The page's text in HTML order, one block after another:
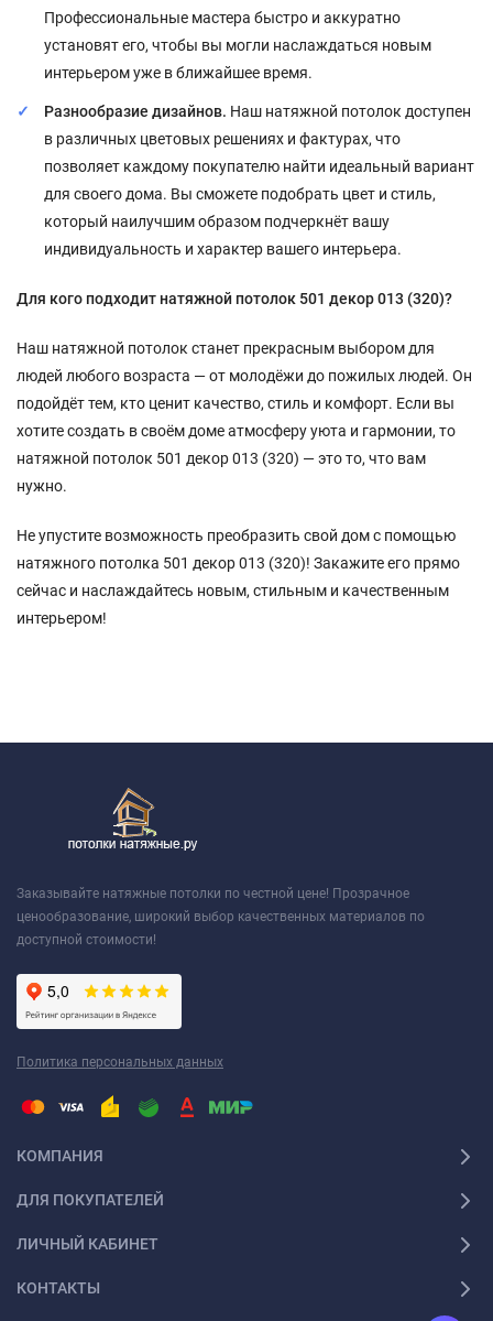
Профессиональные мастера быстро и аккуратно
установят его, чтобы вы могли наслаждаться новым
интерьером уже в ближайшее время.
Разнообразие дизайнов. Наш натяжной потолок доступен
в различных цветовых решениях и фактурах, что
позволяет каждому покупателю найти идеальный вариант
для своего дома. Вы сможете подобрать цвет и стиль,
который наилучшим образом подчеркнёт вашу
индивидуальность и характер вашего интерьера.
Для кого подходит натяжной потолок 501 декор 013 (320)?
Наш натяжной потолок станет прекрасным выбором для
людей любого возраста — от молодёжи до пожилых людей. Он
подойдёт тем, кто ценит качество, стиль и комфорт. Если вы
хотите создать в своём доме атмосферу уюта и гармонии, то
натяжной потолок 501 декор 013 (320) — это то, что вам
нужно.
Не упустите возможность преобразить свой дом с помощью
натяжного потолка 501 декор 013 (320)! Закажите его прямо
сейчас и наслаждайтесь новым, стильным и качественным
интерьером!
Заказывайте натяжные потолки по честной цене! Прозрачное
ценообразование, широкий выбор качественных материалов по
доступной стоимости!
Политика персональных данных
КОМПАНИЯ
ДЛЯ ПОКУПАТЕЛЕЙ
ЛИЧНЫЙ КАБИНЕТ
КОНТАКТЫ